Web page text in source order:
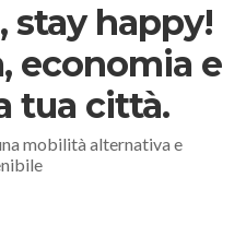
stay happy!
economia e
tua città.
mobilità alternativa e